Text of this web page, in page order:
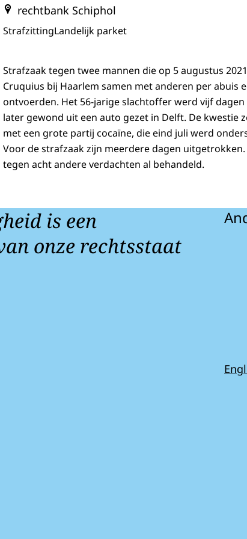
rechtbank Schiphol
StrafzittingLandelijk parket
Strafzaak tegen twee mannen die op 5 augustus
Cruquius bij Haarlem samen met anderen per abuis
ontvoerden. Het 56-jarige slachtoffer werd vijf
later gewond uit een auto gezet in Delft. De kwestie
met een grote partij cocaïne, die eind juli werd
Voor de strafzaak zijn meerdere dagen
tegen acht andere verdachten al behandeld.
is een
onze rechtsstaat